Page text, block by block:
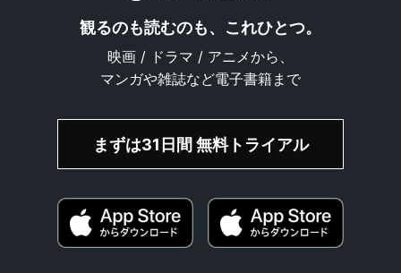
観るのも読むのも、これひとつ。
映画 / ドラマ / アニメから、
マンガや雑誌など電子書籍まで
まずは31日間 無料トライアル